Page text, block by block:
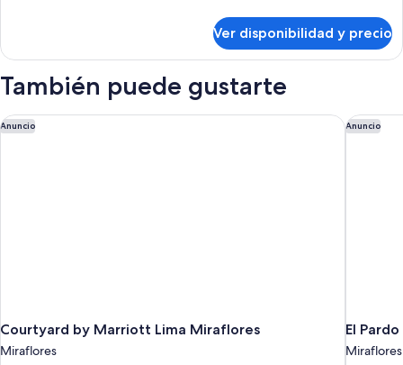
presidencial,
habitación
Ver disponibilidad y precio
También puede gustarte
Anuncio
Courtyard by Marriott Lima Miraflores
Miraflores
Courtyard by Marriott Lima Miraflores Anuncio
El
Miraflores
El